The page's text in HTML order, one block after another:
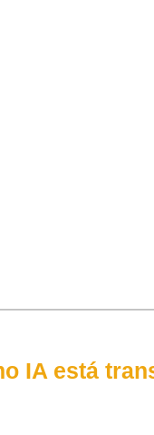
IA está